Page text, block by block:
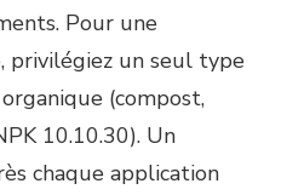
Pour une
un seul type
(compost,
10.10.30). Un
chaque application